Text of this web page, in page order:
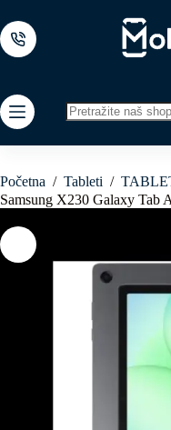
to
content
results
Početna / Tableti /
Samsung X230 Galaxy Tab